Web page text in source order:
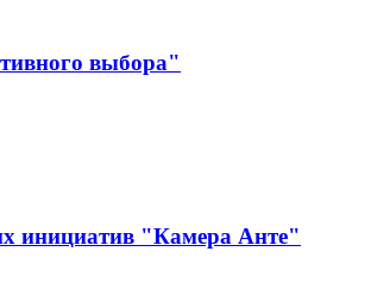
выбора"
инициатив "Камера Анте"